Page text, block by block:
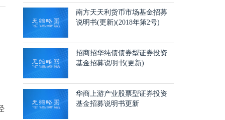
南方天天利货币市场基金招募
说明书(更新)(2018年第2号)
招商招华纯债债券型证券投资
基金招募说明书(更新)
华商上游产业股票型证券投资
基金招募说明书更新